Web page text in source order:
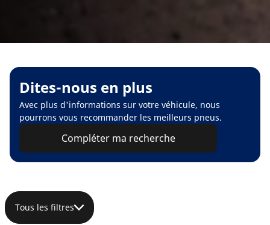
Dites-nous en plus
Avec plus d'informations sur votre véhicule, nous
pourrons vous recommander les meilleurs pneus.
Compléter ma recherche
Tous les filtres